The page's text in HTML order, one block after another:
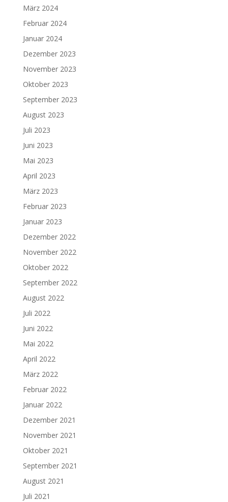
März 2024
Februar 2024
Januar 2024
Dezember 2023
November 2023
Oktober 2023
September 2023
August 2023
Juli 2023
Juni 2023
Mai 2023
April 2023
März 2023
Februar 2023
Januar 2023
Dezember 2022
November 2022
Oktober 2022
September 2022
August 2022
Juli 2022
Juni 2022
Mai 2022
April 2022
März 2022
Februar 2022
Januar 2022
Dezember 2021
November 2021
Oktober 2021
September 2021
August 2021
Juli 2021